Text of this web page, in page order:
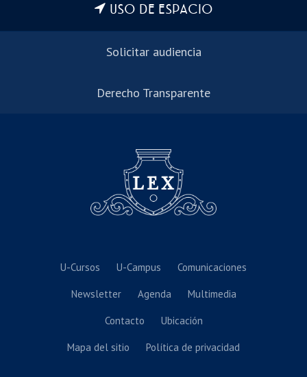
USO DE ESPACIO
Solicitar audiencia
Derecho Transparente
U-Cursos U-Campus Comunicaciones
Newsletter Agenda Multimedia
Contacto Ubicación
Mapa del sitio Política de privacidad